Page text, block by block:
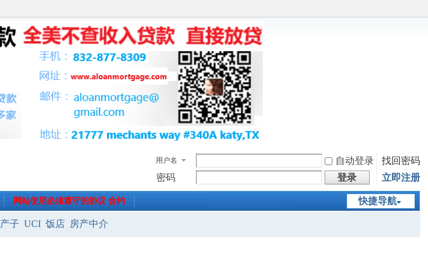
用户名 自动登录
找回密码
密码
登录 立即注册
快捷导航
网站使用必须遵守的协议 合约
产子 UCI 饭店 房产中介